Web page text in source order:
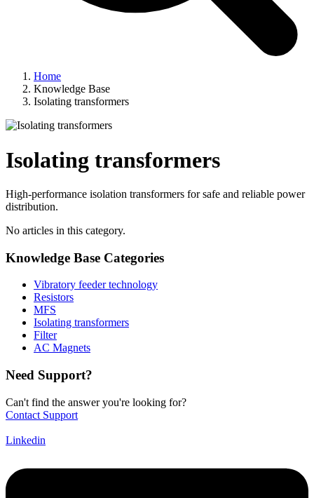
Home
Knowledge Base
Isolating transformers
Isolating transformers
High-performance isolation transformers for safe and reliable power
distribution.
No articles in this category.
Knowledge Base Categories
Vibratory feeder technology
Resistors
MFS
Isolating transformers
Filter
AC Magnets
Need Support?
Can't find the answer you're looking for?
Contact Support
Linkedin